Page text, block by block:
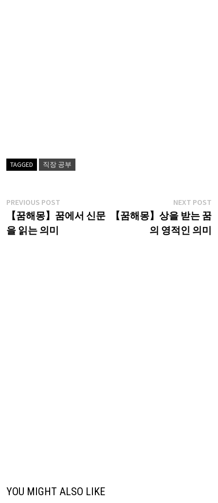
TAGGED 직장 공부
글
탐
색
PREVIOUS POSTPrevious
post:
【꿈해몽】꿈에서 신문
을 읽는 의미
NEXT POST
【꿈해몽】상을 받는 꿈
의 영적인 의미
YOU MIGHT ALSO LIKE